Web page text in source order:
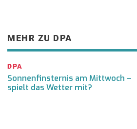
MEHR ZU DPA
DPA
Sonnenfinsternis am Mittwoch –
spielt das Wetter mit?